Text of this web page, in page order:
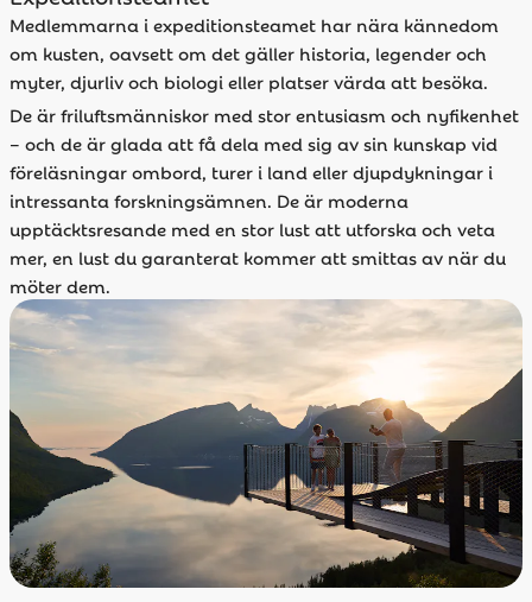
Medlemmarna i expeditionsteamet har nära kännedom
om kusten, oavsett om det gäller historia, legender och
myter, djurliv och biologi eller platser värda att besöka.
De är friluftsmänniskor med stor entusiasm och nyfikenhet
– och de är glada att få dela med sig av sin kunskap vid
föreläsningar ombord, turer i land eller djupdykningar i
intressanta forskningsämnen. De är moderna
upptäcktsresande med en stor lust att utforska och veta
mer, en lust du garanterat kommer att smittas av när du
möter dem.